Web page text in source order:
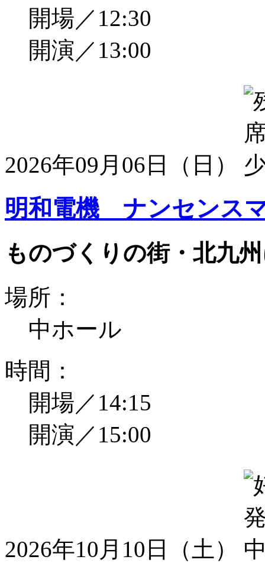
開場／12:30
開演／13:00
2026年09月06日（日）
明和電機 ナンセンス
ものづくりの街・北九
場所：
中ホール
時間：
開場／14:15
開演／15:00
2026年10月10日（土）